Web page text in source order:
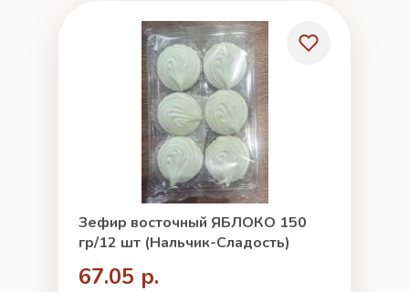
Зефир восточный ЯБЛОКО 150
гр/12 шт (Нальчик-Сладость)
67.05 р.